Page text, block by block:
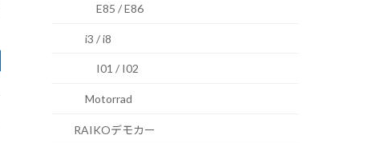
E85 / E86
i3 / i8
I01 / I02
Motorrad
RAIKOデモカー